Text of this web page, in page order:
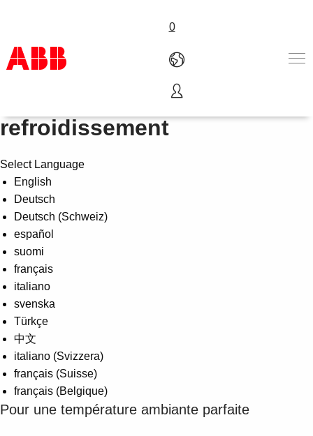
0
Produits & Services
Industries
A propos
Où acheter
Contactez-nous
Carrières
Chauffage, ventilation et
refroidissement
Select Language
English
Deutsch
Deutsch (Schweiz)
español
suomi
français
italiano
svenska
Türkçe
中文
italiano (Svizzera)
français (Suisse)
français (Belgique)
Pour une température ambiante parfaite